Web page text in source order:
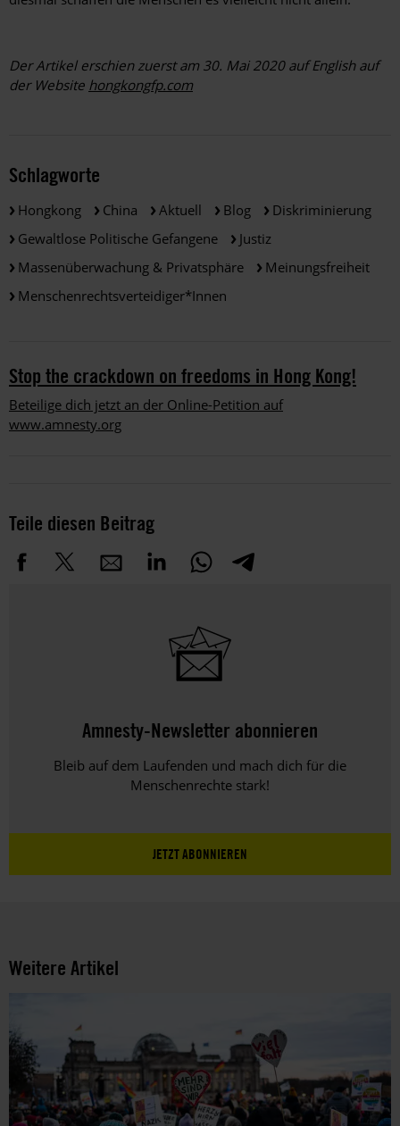
Der Artikel erschien zuerst am 30. Mai 2020 auf English auf
der Website hongkongfp.com
Schlagworte
Hongkong China Aktuell Blog
Diskriminierung
Gewaltlose Politische Gefangene
Justiz
Massenüberwachung & Privatsphäre
Meinungsfreiheit
Menschenrechtsverteidiger*innen
Stop the crackdown on freedoms in Hong Kong!
Beteilige dich jetzt an der Online-Petition auf
www.amnesty.org
Teile diesen Beitrag
Amnesty-Newsletter abonnieren
Bleib auf dem Laufenden und mach dich für die
Menschenrechte stark!
JETZT ABONNIEREN
Weitere Artikel